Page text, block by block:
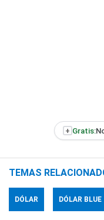
+ Gratis:
TEMAS
DÓLAR DÓLAR BLUE